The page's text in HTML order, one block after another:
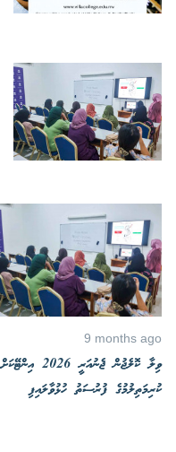
9 months ago
ވިލާ ކޮލެޖުން ޖެނުއަރީ 2026 އިންޓޭކަށް
ކުރިމަތިލުމުގެ ފުރުސަތު ހުޅުވާލައިފި